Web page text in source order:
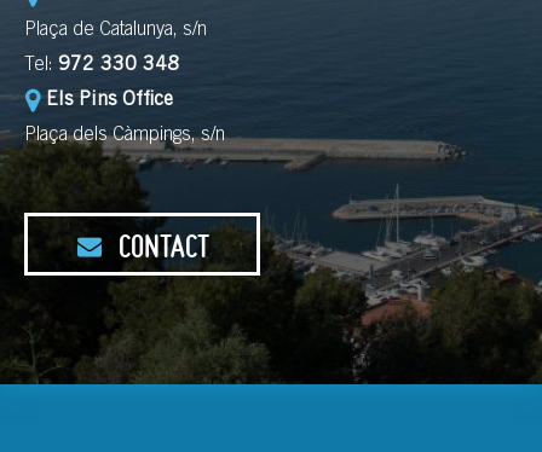
Plaça de Catalunya, s/n
Tel: 972 330 348
Els Pins Office
Plaça dels Càmpings, s/n
CONTACT